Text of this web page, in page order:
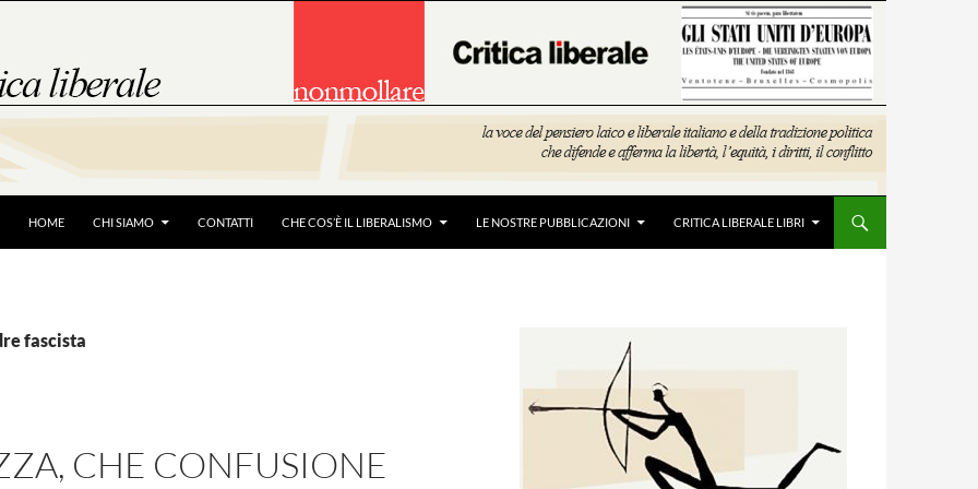
HOME CHI SIAMO CONTATTI CHE COS’È IL LIBERALISMO LE NOSTRE PUBBLICAZIONI CRITICA LIBERALE LIBRI
fascista
CHE CONFUSIONE